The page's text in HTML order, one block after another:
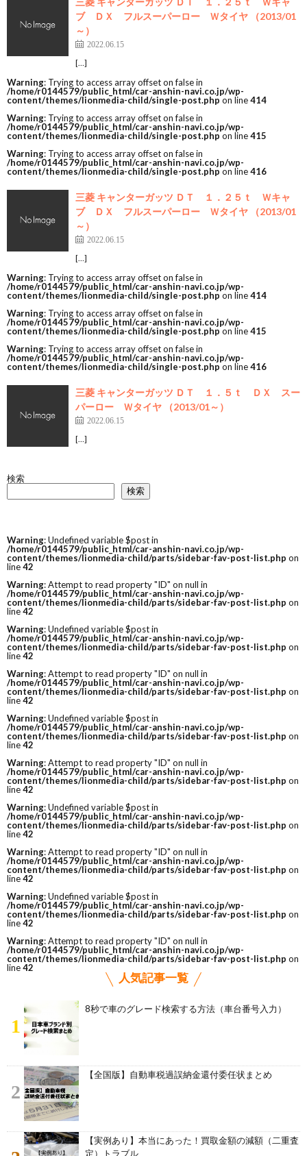
ブ ＤＸ フルスーパーロー Ｗタイヤ （2013/01
～）
2022.06.15
[…]
Warning: Trying to access array offset on false in
/home/r0144579/public_html/car-anshin-navi.co.jp/wp-
content/themes/lionmedia-child/single-post.php on line414
Warning: Trying to access array offset on false in
/home/r0144579/public_html/car-anshin-navi.co.jp/wp-
content/themes/lionmedia-child/single-post.php on line415
Warning: Trying to access array offset on false in
/home/r0144579/public_html/car-anshin-navi.co.jp/wp-
content/themes/lionmedia-child/single-post.php on line416
三菱 キャンターガッツ ＤＴ １．２５ｔ Ｗキャ
ブ ＤＸ フルスーパーロー Ｗタイヤ （2013/01
～）
2022.06.15
[…]
Warning: Trying to access array offset on false in
/home/r0144579/public_html/car-anshin-navi.co.jp/wp-
content/themes/lionmedia-child/single-post.php on line414
Warning: Trying to access array offset on false in
/home/r0144579/public_html/car-anshin-navi.co.jp/wp-
content/themes/lionmedia-child/single-post.php on line415
Warning: Trying to access array offset on false in
/home/r0144579/public_html/car-anshin-navi.co.jp/wp-
content/themes/lionmedia-child/single-post.php on line416
三菱 キャンターガッツ ＤＴ １．５ｔ ＤＸ スー
パーロー Ｗタイヤ （2013/01～）
2022.06.15
[…]
検索
検索
Warning: Undefined variable $post in
/home/r0144579/public_html/car-anshin-navi.co.jp/wp-
content/themes/lionmedia-child/parts/sidebar-fav-post-list.php on
line42
Warning: Attempt to read property "ID" on null in
/home/r0144579/public_html/car-anshin-navi.co.jp/wp-
content/themes/lionmedia-child/parts/sidebar-fav-post-list.php on
line42
Warning: Undefined variable $post in
/home/r0144579/public_html/car-anshin-navi.co.jp/wp-
content/themes/lionmedia-child/parts/sidebar-fav-post-list.php on
line42
Warning: Attempt to read property "ID" on null in
/home/r0144579/public_html/car-anshin-navi.co.jp/wp-
content/themes/lionmedia-child/parts/sidebar-fav-post-list.php on
line42
Warning: Undefined variable $post in
/home/r0144579/public_html/car-anshin-navi.co.jp/wp-
content/themes/lionmedia-child/parts/sidebar-fav-post-list.php on
line42
Warning: Attempt to read property "ID" on null in
/home/r0144579/public_html/car-anshin-navi.co.jp/wp-
content/themes/lionmedia-child/parts/sidebar-fav-post-list.php on
line42
Warning: Undefined variable $post in
/home/r0144579/public_html/car-anshin-navi.co.jp/wp-
content/themes/lionmedia-child/parts/sidebar-fav-post-list.php on
line42
Warning: Attempt to read property "ID" on null in
/home/r0144579/public_html/car-anshin-navi.co.jp/wp-
content/themes/lionmedia-child/parts/sidebar-fav-post-list.php on
line42
Warning: Undefined variable $post in
/home/r0144579/public_html/car-anshin-navi.co.jp/wp-
content/themes/lionmedia-child/parts/sidebar-fav-post-list.php on
line42
Warning: Attempt to read property "ID" on null in
/home/r0144579/public_html/car-anshin-navi.co.jp/wp-
content/themes/lionmedia-child/parts/sidebar-fav-post-list.php on
line42
人気記事一覧
1
8秒で車のグレード検索する方法（車台番号入力）
2
【全国版】自動車税過誤納金還付委任状まとめ
【実例あり】本当にあった！買取金額の減額（二重査
定）トラブル